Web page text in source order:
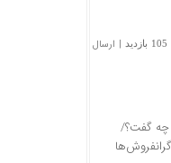
105 بازدید
| ارسال
چه گفت؟/